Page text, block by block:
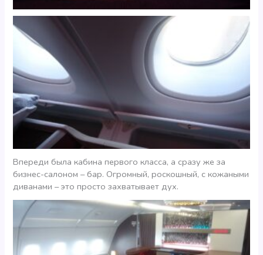
Впереди была кабина первого класса, а сразу же за
бизнес-салоном – бар. Огромный, роскошный, с кожаными
диванами – это просто захватывает дух.